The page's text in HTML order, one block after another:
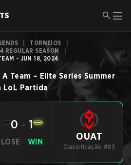
TORNEIOS
REGULAR SEASON
- JUN 18, 2024
A Team – Elite Series Summer
LoL Partida
LOSE
0 - 1
WIN OUAT
Classificação #83